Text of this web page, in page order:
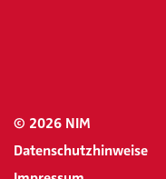
© 2026 NIM
Datenschutzhinweise